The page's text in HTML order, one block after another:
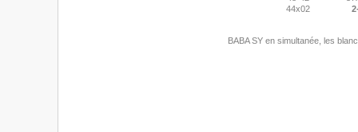
44x02
BABA SY en simultanée, les